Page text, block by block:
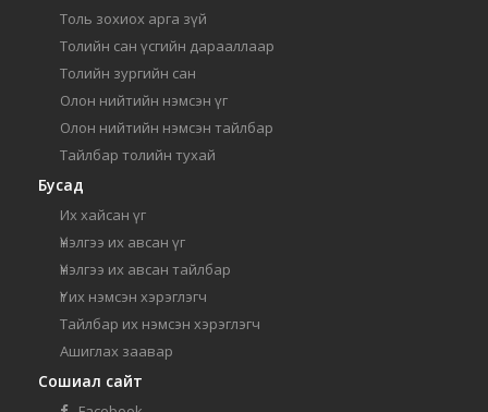
Толь зохиох арга зүй
Толийн сан үсгийн дарааллаар
Толийн зургийн сан
Олон нийтийн нэмсэн үг
Олон нийтийн нэмсэн тайлбар
Тайлбар толийн тухай
Бусад
Их хайсан үг
Үнэлгээ их авсан үг
Үнэлгээ их авсан тайлбар
Үг их нэмсэн хэрэглэгч
Тайлбар их нэмсэн хэрэглэгч
Ашиглах заавар
Сошиал сайт